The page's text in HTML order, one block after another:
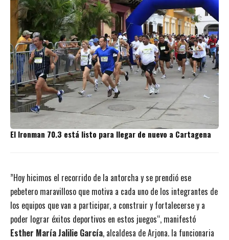
El Ironman 70.3 está listo para llegar de nuevo a Cartagena
”Hoy hicimos el recorrido de la antorcha y se prendió ese
pebetero maravilloso que motiva a cada uno de los integrantes de
los equipos que van a participar, a construir y fortalecerse y a
poder lograr éxitos deportivos en estos juegos“, manifestó
Esther María Jalilie García, alcaldesa de Arjona. la funcionaria